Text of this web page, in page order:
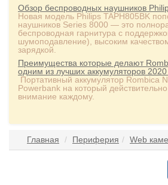
Обзор беспроводных наушников
Новая модель Philips TAPH805BK
наушников Series 8000 — это
беспроводная гарнитура с
шумоподавление), высоким
зарядкой.
Преимущества которые делают
одним из лучших аккумуляторов 2020
Портативный аккумулятор Rombica
Powerbank на который
внимание каждому.
Главная Периферия Web